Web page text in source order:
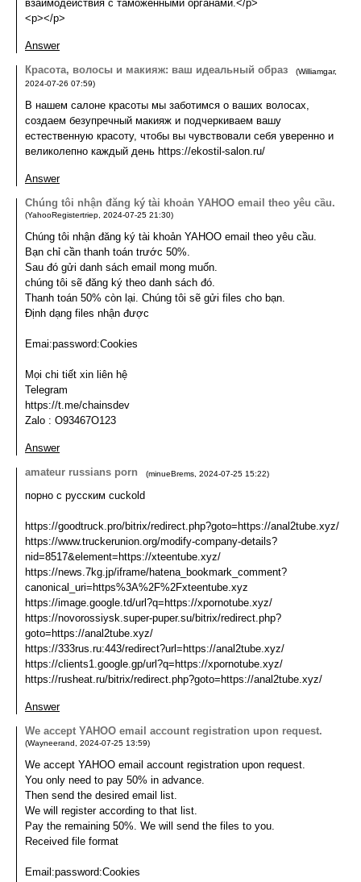
взаимодействия с таможенными органами.</p>
<p></p>
Answer
Красота, волосы и макияж: ваш идеальный образ
(Williamgar,
2024-07-26 07:59)
В нашем салоне красоты мы заботимся о ваших волосах,
создаем безупречный макияж и подчеркиваем вашу
естественную красоту, чтобы вы чувствовали себя уверенно и
великолепно каждый день https://ekostil-salon.ru/
Answer
Chúng tôi nhận đăng ký tài khoản YAHOO email theo yêu cầu.
(YahooRegistertriep 2024-07-25 21:30)
Chúng tôi nhận đăng ký tài khoản YAHOO email theo yêu cầu.
Bạn chỉ cần thanh toán trước 50%.
Sau đó gửi danh sách email mong muốn.
chúng tôi sẽ đăng ký theo danh sách đó.
Thanh toán 50% còn lại. Chúng tôi sẽ gửi files cho bạn.
Định dạng files nhận được
Emai:password:Cookies
Mọi chi tiết xin liên hệ
Telegram
https://t.me/chainsdev
Zalo : O93467O123
Answer
amateur russians porn
(minueBrems 2024-07-25 15:22)
порно с русским cuckold
https://goodtruck.pro/bitrix/redirect.php?goto=https://anal2tube.xyz/
https://www.truckerunion.org/modify-company-details?
nid=8517&element=https://xteentube.xyz/
https://news.7kg.jp/iframe/hatena_bookmark_comment?
canonical_uri=https%3A%2F%2Fxteentube.xyz
https://image.google.td/url?q=https://xpornotube.xyz/
https://novorossiysk.super-puper.su/bitrix/redirect.php?
goto=https://anal2tube.xyz/
https://333rus.ru:443/redirect?url=https://anal2tube.xyz/
https://clients1.google.gp/url?q=https://xpornotube.xyz/
https://rusheat.ru/bitrix/redirect.php?goto=https://anal2tube.xyz/
Answer
We accept YAHOO email account registration upon request.
(Wayneerand 2024-07-25 13:59)
We accept YAHOO email account registration upon request.
You only need to pay 50% in advance.
Then send the desired email list.
We will register according to that list.
Pay the remaining 50%. We will send the files to you.
Received file format
Email:password:Cookies